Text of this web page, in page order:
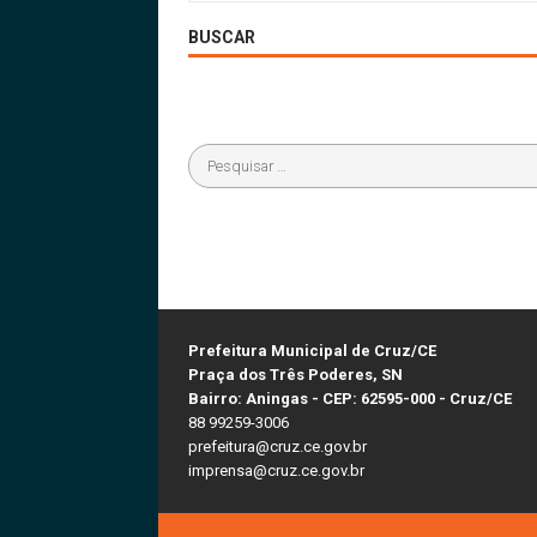
BUSCAR
Prefeitura Municipal de Cruz/CE
Praça dos Três Poderes, SN
Bairro: Aningas - CEP: 62595-000 - Cruz/CE
88 99259-3006
prefeitura@cruz.ce.gov.br
imprensa@cruz.ce.gov.br